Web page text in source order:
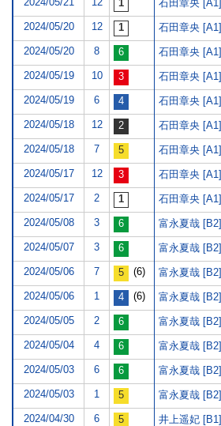
石田章央 [A1]
2024/05/20 12 石田章央 [A1]
2024/05/20 8 石田章央 [A1]
2024/05/19 10 石田章央 [A1]
2024/05/19 6 石田章央 [A1]
2024/05/18 12 石田章央 [A1]
2024/05/18 7 石田章央 [A1]
2024/05/17 12 石田章央 [A1]
2024/05/17 2 石田章央 [A1]
2024/05/08 3 富永夏哉 [B2]
2024/05/07 3 富永夏哉 [B2]
2024/05/06 7 (6) 富永夏哉 [B2]
2024/05/06 1 (6) 富永夏哉 [B2]
2024/05/05 2 富永夏哉 [B2]
2024/05/04 4 富永夏哉 [B2]
2024/05/03 6 富永夏哉 [B2]
2024/05/03 1 富永夏哉 [B2]
2024/04/30 6 井上遥妃 [B1]